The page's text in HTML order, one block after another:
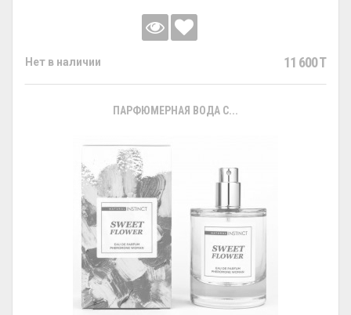
Нет в наличии 11 600 T
ПАРФЮМЕРНАЯ ВОДА С...